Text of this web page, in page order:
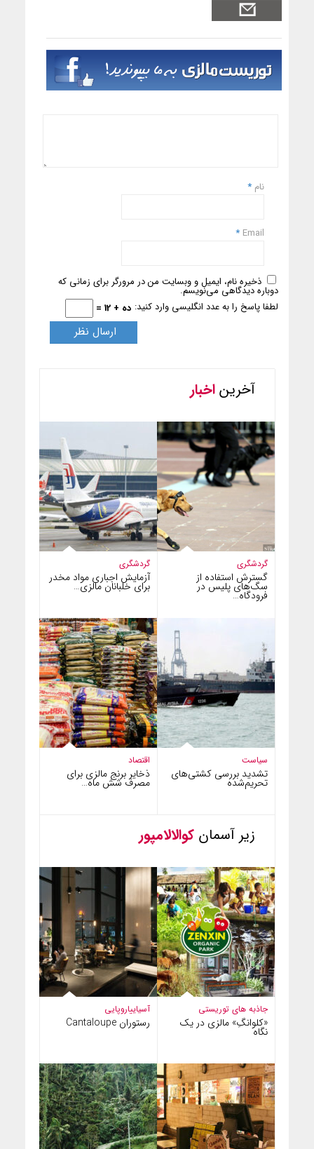
نام *
Email
*
ذخیره نام، ایمیل و وبسایت من در مرورگر برای زمانی که
دوباره دیدگاهی می‌نویسم.
لطفا پاسخ را به عدد انگلیسی وارد کنید: ده + 12 =
آخریناخبار
گردشگری
آزمایش اجباری مواد مخدر
برای خلبانان مالزی…
گردشگری
گسترش استفاده از
سگ‌های پلیس در
فرودگاه…
اقتصاد
ذخایر برنج مالزی برای
مصرف شش ماه…
سیاست
تشدید بررسی کشتی‌های
تحریم‌شده
زیر آسمان کوالالامپور
آسیاییاروپایی
رستوران Cantaloupe
جاذبه های توریستی
«کلوانگِ» مالزی در یک
نگاه